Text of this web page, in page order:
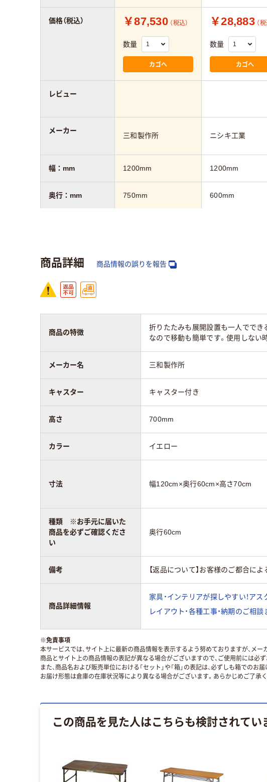
￥87,530 （税込）
数量
カゴへ
￥28,883 （税
数量
カゴへ
三和製作所 ニシキ工業
1200mm 1200mm
750mm 600mm
価格（税込）
レビュー
メーカー
幅：mm
奥行：mm
商品詳細 商品情報の誤りを報告
商品の特徴
折りたたみも展開設置も一人ででき
なので移動も簡単です。使用しない
メーカー名 三和製作所
キャスター キャスター付き
高さ 700mm
カラー イエロー
寸法 幅120cm×奥行60cm×高さ70cm
種類 ※お手元に届いた
商品を必ずご確認くださ
い
奥行60cm
備考 【返品について】お客様のご都合に
商品詳細情報
家具・インテリアが探しやすい！ア
レイアウト・各種工事・納期のご相
※免責事項
本サービスでは、サイト上に最新の商品情報を表示するよう努めておりますが、メー
商品とサイト上の商品情報の表記が異なる場合がございますので、ご使用前には必
また、商品名および販売単位における「セット」や「箱」の表記は、必ずしも箱でのお
お届け形態は倉庫の在庫状況等により異なる場合がございます。あらかじめご了承く
この商品を見た人はこちらも検討されてい